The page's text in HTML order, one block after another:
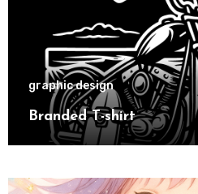
graphic design
Branded T-shirt